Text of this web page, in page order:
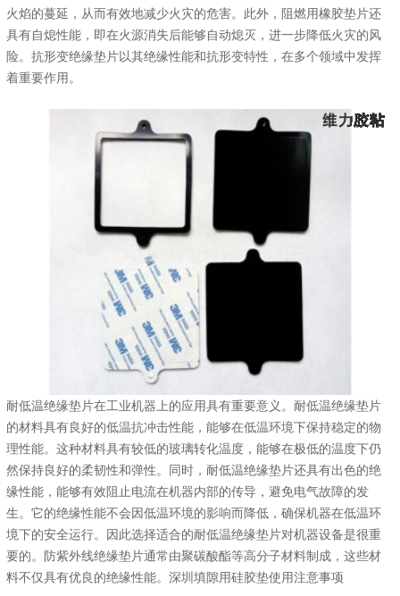
火焰的蔓延，从而有效地减少火灾的危害。此外，阻燃用橡胶垫片还
具有自熄性能，即在火源消失后能够自动熄灭，进一步降低火灾的风
险。抗形变绝缘垫片以其绝缘性能和抗形变特性，在多个领域中发挥
着重要作用。
耐低温绝缘垫片在工业机器上的应用具有重要意义。耐低温绝缘垫片
的材料具有良好的低温抗冲击性能，能够在低温环境下保持稳定的物
理性能。这种材料具有较低的玻璃转化温度，能够在极低的温度下仍
然保持良好的柔韧性和弹性。同时，耐低温绝缘垫片还具有出色的绝
缘性能，能够有效阻止电流在机器内部的传导，避免电气故障的发
生。它的绝缘性能不会因低温环境的影响而降低，确保机器在低温环
境下的安全运行。因此选择适合的耐低温绝缘垫片对机器设备是很重
要的。防紫外线绝缘垫片通常由聚碳酸酯等高分子材料制成，这些材
料不仅具有优良的绝缘性能。深圳填隙用硅胶垫使用注意事项